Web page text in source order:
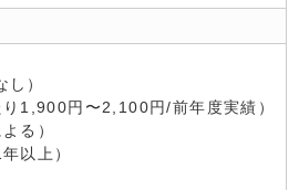
）
1,900円〜2,100円/前年度実績）
る）
以上）